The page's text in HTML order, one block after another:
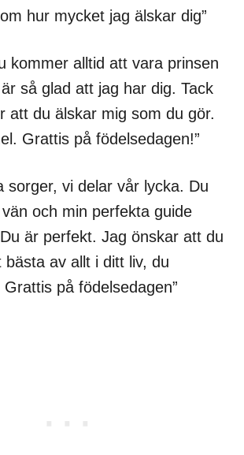
hur mycket jag älskar dig”
kommer alltid att vara prinsen
så glad att jag har dig. Tack
att du älskar mig som du gör.
Grattis på födelsedagen!”
sorger, vi delar vår lycka. Du
och min perfekta guide
är perfekt. Jag önskar att du
bästa av allt i ditt liv, du
på födelsedagen”